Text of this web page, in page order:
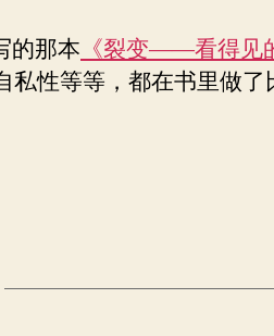
那本 《裂变——看得见
私性等等，都在书里做了